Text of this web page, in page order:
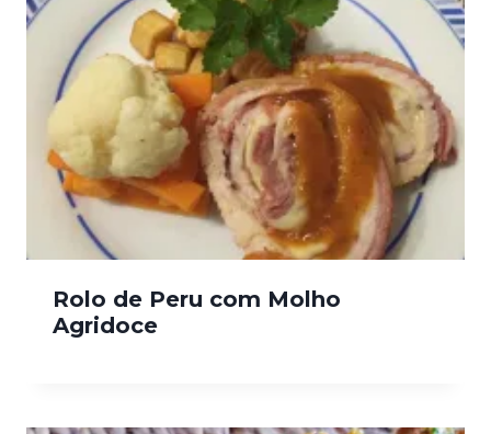
Rolo de Peru com Molho
Agridoce